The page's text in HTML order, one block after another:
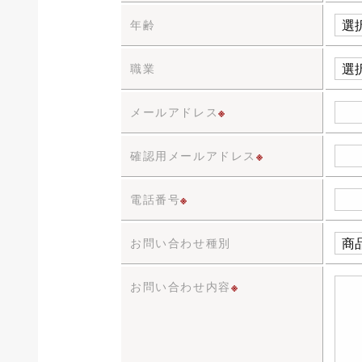
年齢
職業
メールアドレス※
確認用メールアドレス ※
電話番号※
お問い合わせ種別
お問い合わせ内容※